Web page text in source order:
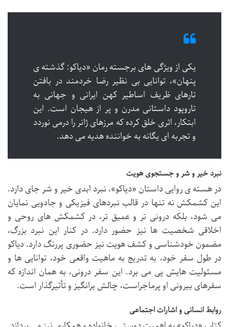
یکی از ویژگی های برجسته رمان «دیاکو: گذشته ی
پنهان»، توانایی بی نظیر رضا خردمند در بافتن
تارهای ظریف اساطیر کهن ایرانی و جهانی به
تاروپود داستانی مدرن و پر از هیجان است. این
ابتکار، اثری خلق کرده که مرزهای ژانر را درمی نوردد
و تجربه ای یگانه به خواننده هدیه می دهد.
نبرد خیر و شر و جستجوی هویت
در هسته ی روایی داستان «دیاکو»، نبرد ابدی خیر و شر جای دارد.
این کشمکش نه تنها در قالب نبردهای فیزیکی و جادویی نمایان
می شود، بلکه درونی تر و عمیق تر، در کشمکش های روحی و
اخلاقی شخصیت ها نیز حضور دارد. در کنار این نبرد بزرگ،
مضمون خودشناسی و کشف هویت نیز حضوری پررنگ دارد. دیاکو
در طول سفر خود، به تدریج به ماهیت واقعی خود، توانایی ها و
مسئولیت هایش پی می برد. این سفر درونی، به همان اندازه که
سفرهای بیرونی او پرماجراست، چالش برانگیز و تأثیرگذار است.
روابط انسانی و اشارات اجتماعی